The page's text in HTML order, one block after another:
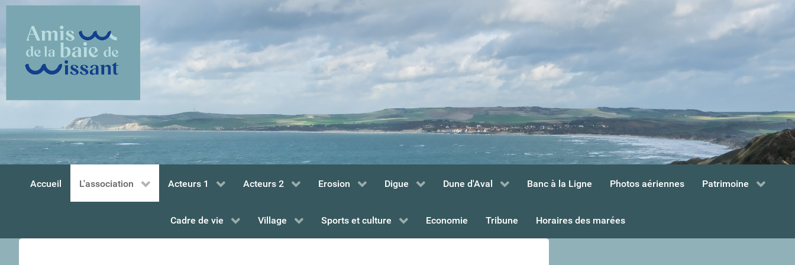
Accueil L'association Acteurs 1 Acteurs 2 Erosion Digue Dune d'Aval Banc à la Ligne Photos aériennes Patrimoine
Cadre de vie Village Sports et culture Economie Tribune Horaires des marées